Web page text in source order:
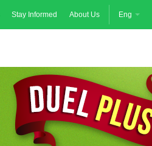
Stay Informed About Us Eng